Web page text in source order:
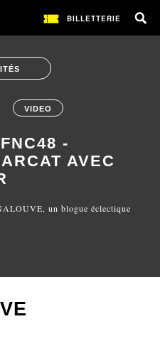
BILLETTERIE
VIDEO
-
AVEC
un blogue éclectique